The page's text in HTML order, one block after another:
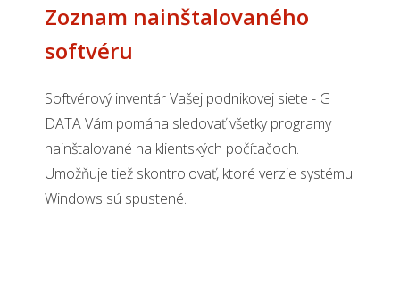
Zoznam nainštalovaného
softvéru
Softvérový inventár Vašej podnikovej siete - G
DATA Vám pomáha sledovať všetky programy
nainštalované na klientských počítačoch.
Umožňuje tiež skontrolovať, ktoré verzie systému
Windows sú spustené.